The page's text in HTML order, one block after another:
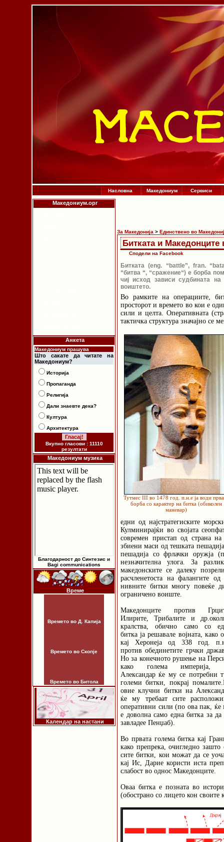
Насловна Македониум Сервиси
Македониум.орг
Анкета
Македониум прашува
Што сакате да читате на
Македониум?
Историја
Пропаганда
Религија
Дали знаевте дека?
Култура
Архитектура
Вкупно гласови : 11110
резултати
Македониум музика
Благодарност до Синтезис и
Bagi communications
Време
Времето во Д. Капија
Времето во Скопје
Времето во Битола
Календар на настани
За Македонија > Единствено во
Битката и Македонците
Сподели на Facebook
Битката (eng. “battle”, fran.
“битва “, “сражение“) е борба
чиј исход зависи судбината
воиштето.
Во рамките на операциите,
просторот и времето во кои е
сили и целта. Оперативната
тактичка структура значајно се
Тутмес III во 1478 год. п.н.е ја води
борба со карактер на битка (обиколен
маневар)
едни од најстратегиските
Кулминирајќи во својата
современ пристап од страна
збиени маси од тешката
пешадија со фрлачки оружја
незначителна улога. За
македонските се далеку
расчленетоста на фалангите
нивните битки многу повеќе
ограничено воиште.
Македонците против
Илирите, Трибалите и
кралства, обично само со
битка ја решавале војната, како
кај Херонеја од 338 год.
против обединетите грчки
Но за конечното рушење на
како голема империја,
Александар ќе му се потребни
големи битки, покрај
овие клучни битки на
ќе му требаат сите
оперативни сили (по ова пак, ќе
е доволна само една битка за да
завладее Пенџаб).
Во првата голема битка кај
како препрека, очигледно
сите битки, кои можат да се
кај Ис, Дарие користи иста
слабост во однос Македонците.
Оваа битка е позната во
(обострано со лицето кон